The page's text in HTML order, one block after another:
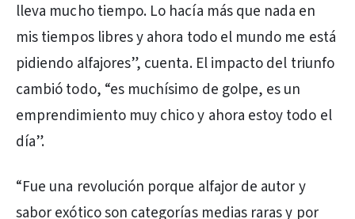
lleva mucho tiempo. Lo hacía más que nada en
mis tiempos libres y ahora todo el mundo me está
pidiendo alfajores”, cuenta. El impacto del triunfo
cambió todo, “es muchísimo de golpe, es un
emprendimiento muy chico y ahora estoy todo el
día”.
“Fue una revolución porque alfajor de autor y
sabor exótico son categorías medias raras y por